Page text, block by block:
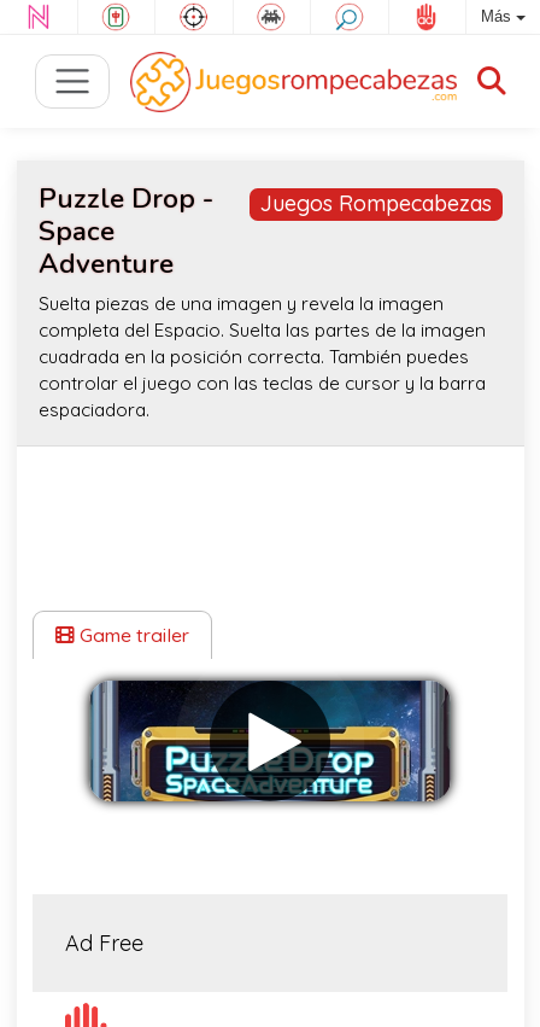
Más
Juegos Rompecabezas
Puzzle Drop -
Space
Adventure
Suelta piezas de una imagen y revela la imagen
completa del Espacio. Suelta las partes de la imagen
cuadrada en la posición correcta. También puedes
controlar el juego con las teclas de cursor y la barra
espaciadora.
Game trailer
Ad Free